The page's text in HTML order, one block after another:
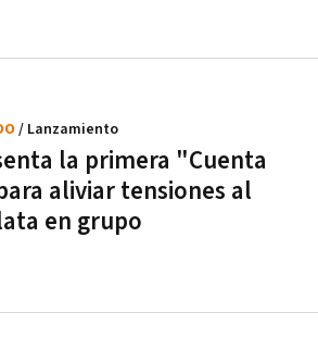
la primera "Cuenta
aliviar tensiones al
en grupo
/ Lanzamiento